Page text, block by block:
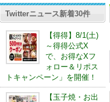
Twitterニュース新着30件
【得得】8/1(土)
～得得公式X
で、お得なXフ
ォロー＆リポス
トキャンペーン」を開催！
【玉子焼・お出